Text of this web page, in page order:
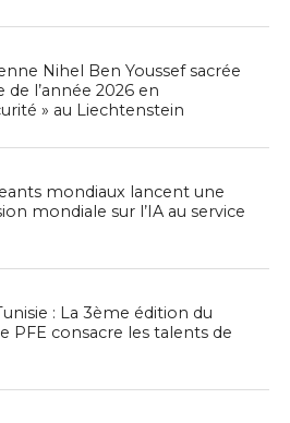
Nihel Ben Youssef sacrée
de l’année 2026 en
» au Liechtenstein
mondiaux lancent une
mondiale sur l’IA au service
: La 3ème édition du
PFE consacre les talents de